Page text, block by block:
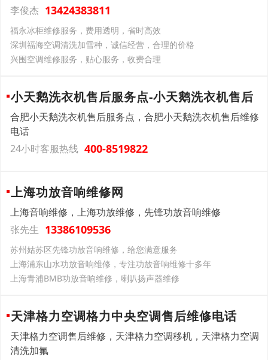
李俊杰 13424383811
福永冰柜维修服务，费用透明，省时高效
深圳福海空调清洗加雪种，诚信经营，合理的价格
兴围空调维修服务，贴心服务，收费合理
小天鹅洗衣机售后服务点-小天鹅洗衣机售后
合肥小天鹅洗衣机售后服务点，合肥小天鹅洗衣机售后维修
电话
24小时客服热线 400-8519822
上海功放音响维修网
上海音响维修，上海功放维修，先锋功放音响维修
张先生 13386109536
苏州姑苏区先锋功放音响维修，给您满意服务
上海浦东山水功放音响维修，专注功放音响维修十多年
上海青浦BMB功放音响维修，喇叭扬声器维修
天津格力空调格力中央空调售后维修电话
天津格力空调售后维修，天津格力空调移机，天津格力空调
清洗加氟